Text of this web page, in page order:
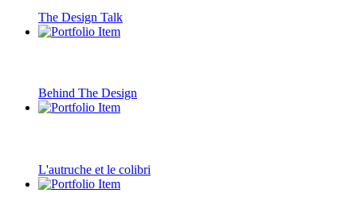
The Design Talk
Behind The Design
L'autruche et le colibri